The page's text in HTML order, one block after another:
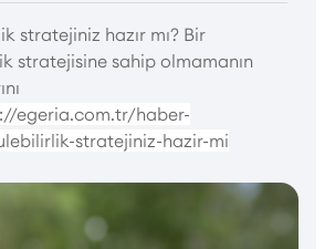
stratejiniz hazır mı? Bir
stratejisine sahip olmamanın
egeria.com.tr/haber-
stratejiniz-hazir-mi